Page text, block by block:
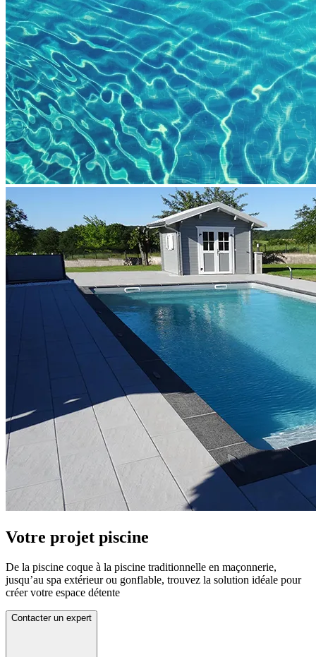
Votre projet piscine
De la piscine coque à la piscine traditionnelle en maçonnerie,
jusqu’au spa extérieur ou gonflable, trouvez la solution idéale pour
créer votre espace détente
Contacter un expert